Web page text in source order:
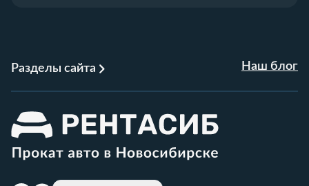
Разделы сайта Наш блог